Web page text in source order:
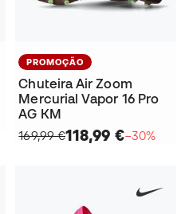
PROMOÇÃO
Chuteira Air Zoom
Mercurial Vapor 16 Pro
AG KM
169,99 €118,99 €−30%